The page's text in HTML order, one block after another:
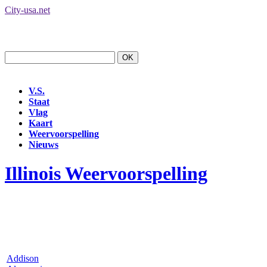
City-usa.net
V.S.
Staat
Vlag
Kaart
Weervoorspelling
Nieuws
Illinois Weervoorspelling
Addison